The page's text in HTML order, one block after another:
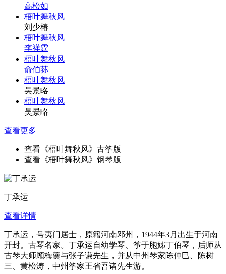
高松如
梧叶舞秋风
刘少椿
梧叶舞秋风
李祥霆
梧叶舞秋风
俞伯荪
梧叶舞秋风
吴景略
梧叶舞秋风
吴景略
查看更多
查看《梧叶舞秋风》古筝版
查看《梧叶舞秋风》钢琴版
丁承运
查看详情
丁承运，号夷门居士，原籍河南邓州，1944年3月出生于河南
开封。古琴名家。丁承运自幼学琴、筝于胞姊丁伯琴，后师从
古琴大师顾梅羹与张子谦先生，并从中州琴家陈仲巳、陈树
三、黄松涛，中州筝家王省吾诸先生游。